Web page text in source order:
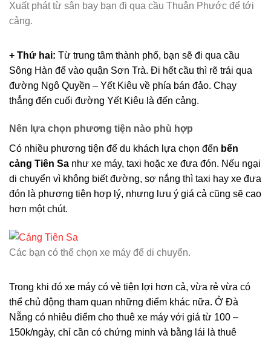
Xuất phát từ sân bay bạn đi qua cầu Thuận Phước để tới
cảng.
+ Thứ hai: Từ trung tâm thành phố, bạn sẽ đi qua cầu
Sông Hàn để vào quận Sơn Trà. Đi hết cầu thì rẽ trái qua
đường Ngô Quyền – Yết Kiêu về phía bán đảo. Chạy
thẳng đến cuối đường Yết Kiêu là đến cảng.
Nên lựa chọn phương tiện nào phù hợp
Có nhiều phương tiện để du khách lựa chọn đến bến
cảng Tiên Sa như xe máy, taxi hoặc xe đưa đón. Nếu ngại
di chuyển vì không biết đường, sợ nắng thì taxi hay xe đưa
đón là phương tiện hợp lý, nhưng lưu ý giá cả cũng sẽ cao
hơn một chút.
Các bạn có thể chọn xe máy để di chuyển.
Trong khi đó xe máy có vẻ tiện lợi hơn cả, vừa rẻ vừa có
thể chủ động tham quan những điểm khác nữa. Ở Đà
Nẵng có nhiêu điểm cho thuê xe máy với giá từ 100 –
150k/ngày, chỉ cần có chứng minh và bằng lái là thuê